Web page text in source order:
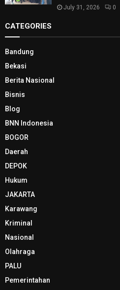
July 31, 2026 0
CATEGORIES
Bandung
Bekasi
Berita Nasional
Bisnis
Blog
BNN Indonesia
BOGOR
Daerah
DEPOK
Hukum
JAKARTA
Karawang
Kriminal
Nasional
Olahraga
PALU
Pemerintahan